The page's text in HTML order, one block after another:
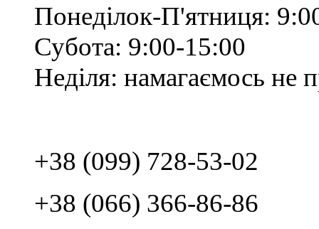
Понеділок-П'ятниця:
Субота: 9:00-15:00
Неділя: намагаємось не
+38 (099) 728-53-02
+38 (066) 366-86-86